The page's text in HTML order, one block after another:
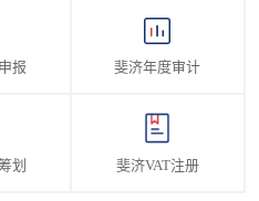
报 斐济年度审计
划 斐济VAT注册